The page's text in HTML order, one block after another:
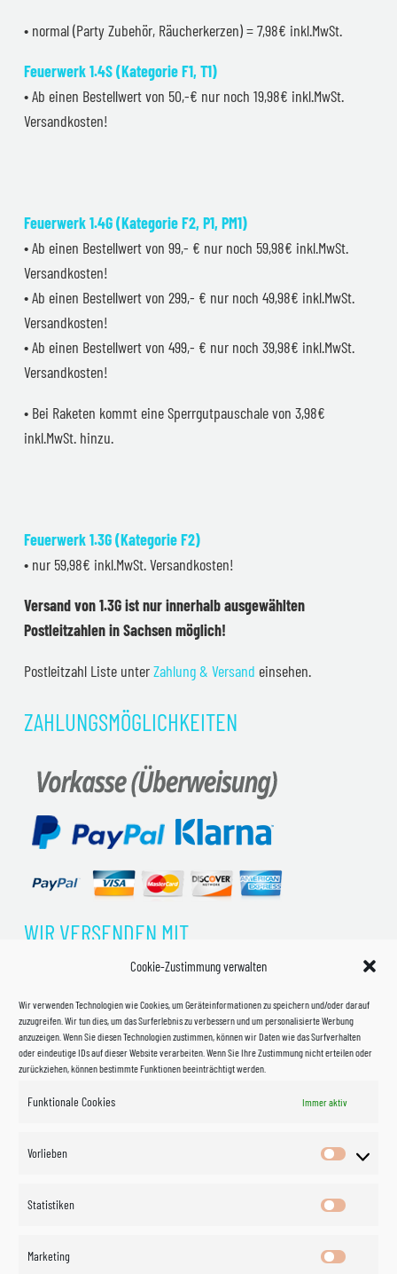
Cookie-Zustimmung verwalten
Wir verwenden Technologien wie Cookies, um Geräteinformationen zu speichern und/oder darauf
zuzugreifen. Wir tun dies, um das Surferlebnis zu verbessern und um personalisierte Werbung
anzuzeigen. Wenn Sie diesen Technologien zustimmen, können wir Daten wie das Surfverhalten
oder eindeutige IDs auf dieser Website verarbeiten. Wenn Sie Ihre Zustimmung nicht erteilen oder
zurückziehen, können bestimmte Funktionen beeinträchtigt werden.
Funktionale Cookies Immer aktiv
Vorlieben
Vorlieben
Statistiken
Marketing
• normal (Party Zubehör, Räucherkerzen) = 7,98€ inkl.MwSt.
Feuerwerk 1.4S (Kategorie F1, T1)
• Ab einen Bestellwert von 50,-€ nur noch 19,98€ inkl.MwSt.
Versandkosten!
Feuerwerk 1.4G (Kategorie F2, P1, PM1)
• Ab einen Bestellwert von 99,- € nur noch 59,98€ inkl.MwSt.
Versandkosten!
• Ab einen Bestellwert von 299,- € nur noch 49,98€ inkl.MwSt.
Versandkosten!
• Ab einen Bestellwert von 499,- € nur noch 39,98€ inkl.MwSt.
Versandkosten!
• Bei Raketen kommt eine Sperrgutpauschale von 3,98€
inkl.MwSt. hinzu.
Feuerwerk 1.3G (Kategorie F2)
• nur 59,98€ inkl.MwSt. Versandkosten!
Versand von 1.3G ist nur innerhalb ausgewählten
Postleitzahlen in Sachsen möglich!
Postleitzahl Liste unterZahlung & Versand einsehen.
ZAHLUNGSMÖGLICHKEITEN
WIR VERSENDEN MIT